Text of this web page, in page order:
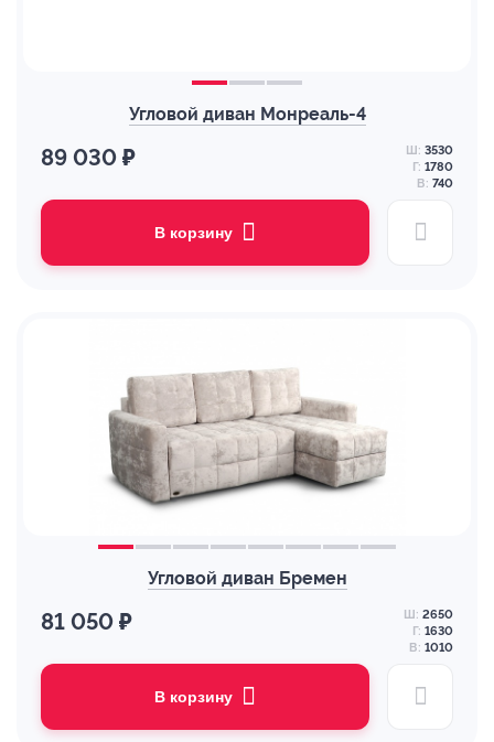
Угловой диван Монреаль-4
89 030 ₽ Ш: 3530
Г: 1780
В: 740
В корзину
Угловой диван Бремен
81 050 ₽ Ш: 2650
Г: 1630
В: 1010
В корзину